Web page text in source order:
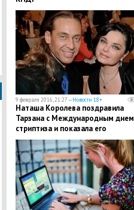
9 февраля 2016, 21:27 —Новости 18+
Наташа Королева поздравила
Тарзана с Международным днем
стриптиза и показала его
откровенное фото